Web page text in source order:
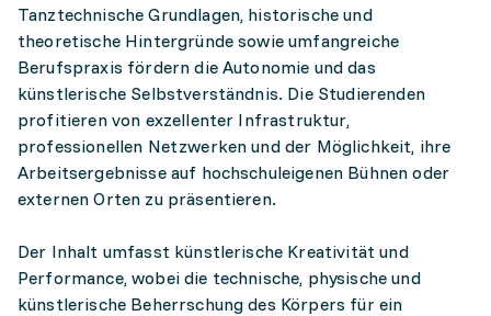
Tanztechnische Grundlagen, historische und
theoretische Hintergründe sowie umfangreiche
Berufspraxis fördern die Autonomie und das
künstlerische Selbstverständnis. Die Studierenden
profitieren von exzellenter Infrastruktur,
professionellen Netzwerken und der Möglichkeit, ihre
Arbeitsergebnisse auf hochschuleigenen Bühnen oder
externen Orten zu präsentieren.
Der Inhalt umfasst künstlerische Kreativität und
Performance, wobei die technische, physische und
künstlerische Beherrschung des Körpers für ein